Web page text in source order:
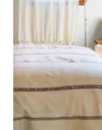
със